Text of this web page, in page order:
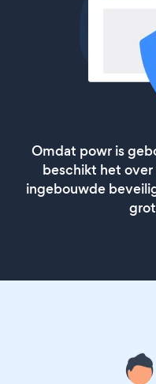
Omdat powr is
beschikt het
ingebouwde